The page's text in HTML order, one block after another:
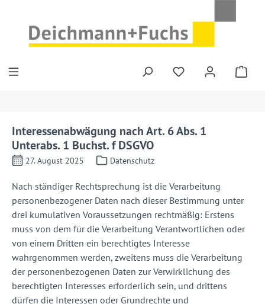
Interessenabwägung nach Art. 6 Abs. 1
Unterabs. 1 Buchst. f DSGVO
27. August 2025 Datenschutz
Nach ständiger Rechtsprechung ist die Verarbeitung
personenbezogener Daten nach dieser Bestimmung unter
drei kumulativen Voraussetzungen rechtmäßig: Erstens
muss von dem für die Verarbeitung Verantwortlichen oder
von einem Dritten ein berechtigtes Interesse
wahrgenommen werden, zweitens muss die Verarbeitung
der personenbezogenen Daten zur Verwirklichung des
berechtigten Interesses erforderlich sein, und drittens
dürfen die Interessen oder Grundrechte und